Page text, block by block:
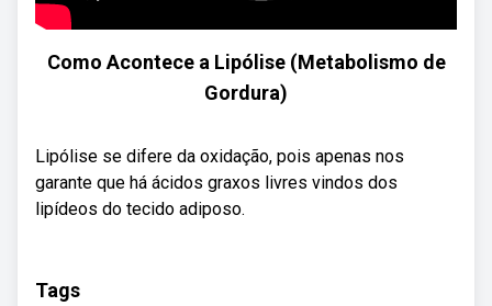
Como Acontece a Lipólise (Metabolismo de
Gordura)
Lipólise se difere da oxidação, pois apenas nos
garante que há ácidos graxos livres vindos dos
lipídeos do tecido adiposo.
Tags